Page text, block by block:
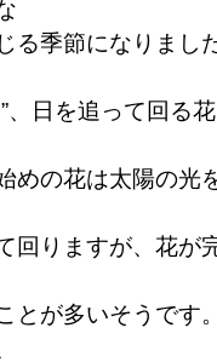
る季節になりまし
日を追って回る
めの花は太陽の光
回りますが、花が
とが多いそうです